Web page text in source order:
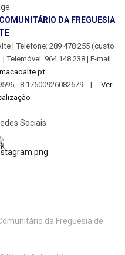
DA FREGUESIA
| Telefone: 289 478 255 (custo
964 148 238 | E-mail:
-8.17500926082679 | Ver
Sociais
da Freguesia de